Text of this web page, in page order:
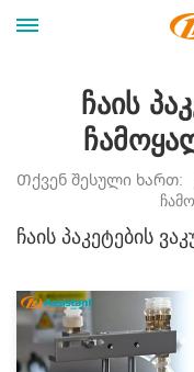
Ჩაის
Თქვენ Შესული Ხართ:
Ჩაის Პაკეტების